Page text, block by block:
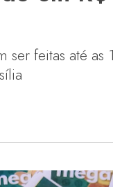
ser feitas até as